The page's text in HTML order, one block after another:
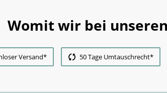
Womit wir bei
Versand* 50 Tage Umtauschrecht*